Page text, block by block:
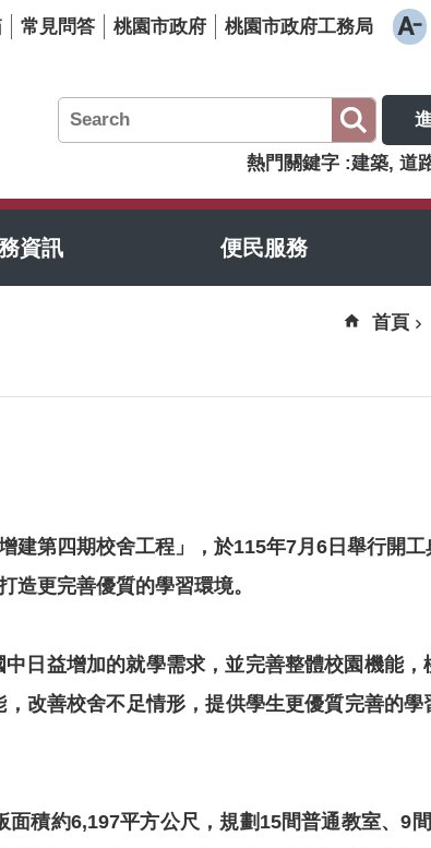
常見問答 桃園市政府 桃園市政府工務局
熱門關鍵字 建築 道
資訊 便民服務
首頁
第四期校舍工程」，於115年7月6日舉行開
更完善優質的學習環境。
日益增加的就學需求，並完善整體校園機能
改善校舍不足情形，提供學生更優質完善的
積約6,197平方公尺，規劃15間普通教室、9